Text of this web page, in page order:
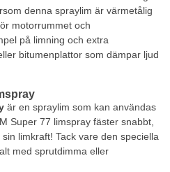
denna spraylim är värmetålig
motorrummet och
på limning och extra
bitumenplattor som dämpar ljud
är en spraylim som kan användas
Super 77 limspray fäster snabbt,
limkraft! Tack vare den speciella
med sprutdimma eller